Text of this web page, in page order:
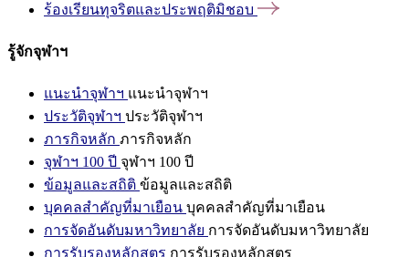
ร้องเรียนทุจริตและประพฤติมิชอบ
รู้จักจุฬาฯ
แนะนำจุฬาฯ แนะนำจุฬาฯ
ประวัติจุฬาฯ ประวัติจุฬาฯ
ภารกิจหลัก ภารกิจหลัก
จุฬาฯ 100 ปี จุฬาฯ 100 ปี
ข้อมูลและสถิติ ข้อมูลและสถิติ
บุคคลสำคัญที่มาเยือน บุคคลสำคัญที่มาเยือน
การจัดอันดับมหาวิทยาลัย การจัดอันดับมหาวิทยาลัย
การรับรองหลักสูตร การรับรองหลักสูตร